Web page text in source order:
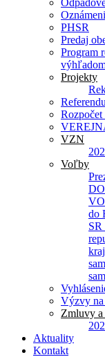
PHSR
Predaj
Program
Projekty
Rozpočet
VZN
Voľby
do
SR
Výzvy na
Zmluvy
Aktuality
Kontakt